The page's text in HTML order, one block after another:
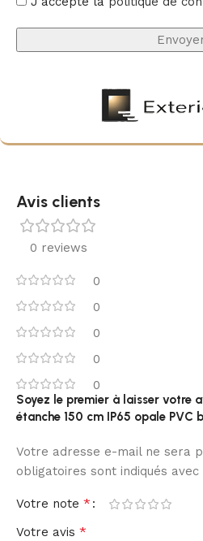
Avis clients
0 reviews
0
0
0
0
0
Soyez le premier à laisser votre
étanche 150 cm IP65 opale PVC
Votre adresse e-mail ne sera
obligatoires sont indiqués avec
Votre note *
Votre avis *